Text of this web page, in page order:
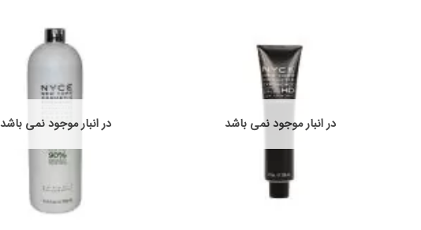
در انبار موجود نمی باشد در انبار موجود نمی باشد